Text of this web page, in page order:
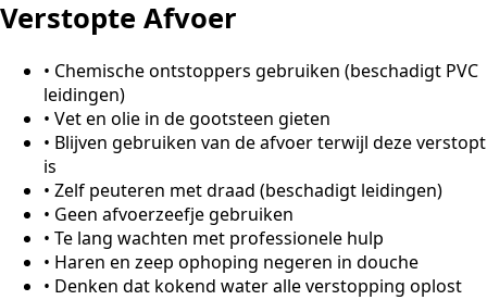
Verstopte Afvoer
• Chemische ontstoppers gebruiken (beschadigt PVC
leidingen)
• Vet en olie in de gootsteen gieten
• Blijven gebruiken van de afvoer terwijl deze verstopt
is
• Zelf peuteren met draad (beschadigt leidingen)
• Geen afvoerzeefje gebruiken
• Te lang wachten met professionele hulp
• Haren en zeep ophoping negeren in douche
• Denken dat kokend water alle verstopping oplost